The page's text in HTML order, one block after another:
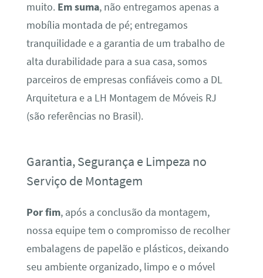
muito. Em suma, não entregamos apenas a
mobília montada de pé; entregamos
tranquilidade e a garantia de um trabalho de
alta durabilidade para a sua casa, somos
parceiros de empresas confiáveis como a DL
Arquitetura e a LH Montagem de Móveis RJ
(são referências no Brasil).
Garantia, Segurança e Limpeza no
Serviço de Montagem
Por fim, após a conclusão da montagem,
nossa equipe tem o compromisso de recolher
embalagens de papelão e plásticos, deixando
seu ambiente organizado, limpo e o móvel